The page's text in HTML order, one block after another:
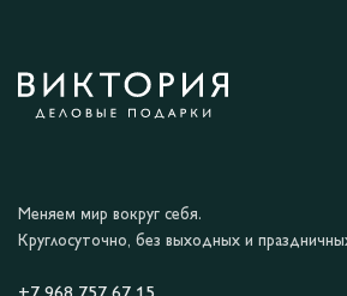
Меняем мир вокруг себя.
Круглосуточно, без выходных и